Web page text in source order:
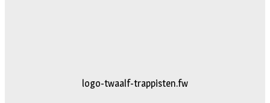
logo-twaalf-trappisten.fw